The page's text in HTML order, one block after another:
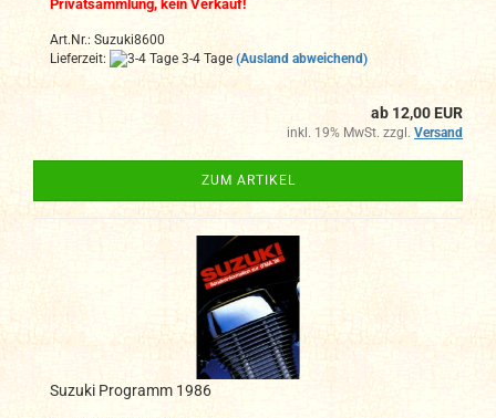
Privatsammlung, kein Verkauf!
Art.Nr.: Suzuki8600
Lieferzeit:
3-4 Tage (Ausland abweichend)
ab 12,00 EUR
inkl. 19% MwSt. zzgl. Versand
ZUM ARTIKEL
Suzuki Programm 1986